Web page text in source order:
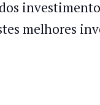
melhores